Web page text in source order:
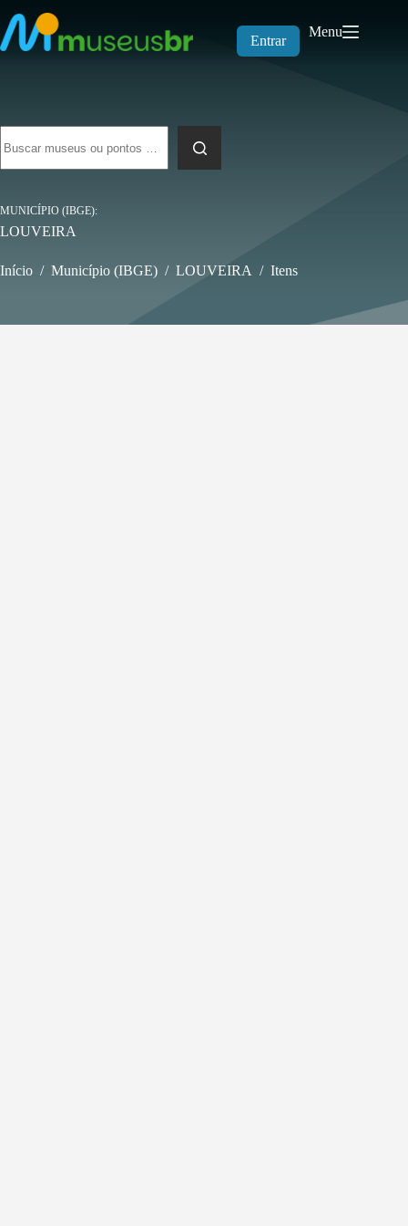
para
o
conteúdo
Entrar
Menu
resultados
MUNICÍPIO (IBGE)
LOUVEIRA
Início / Município (IBGE) / LOUVEIRA / Itens